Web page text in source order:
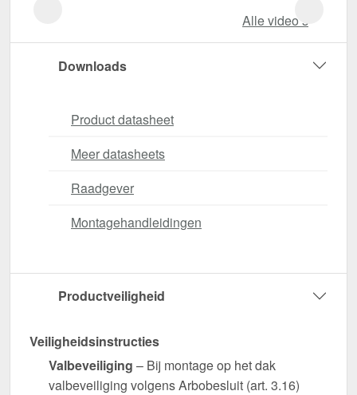
Alle video‘s
Downloads
Product datasheet
Meer datasheets
Raadgever
Montagehandleidingen
Productveiligheid
Veiligheidsinstructies
Valbeveiliging – Bij montage op het dak
valbeveiliging volgens Arbobesluit (art. 3.16)